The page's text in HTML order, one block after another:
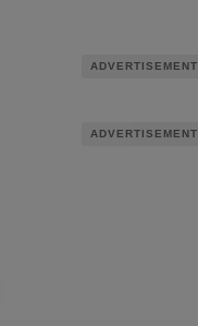
ADVERTISEMENT
ADVERTISEMENT